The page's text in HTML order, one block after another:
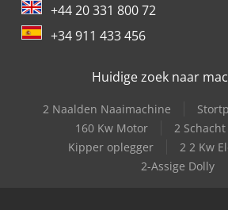
+44 20 331 800 72
+34 911 433 456
Huidige zoek naar
2 Naalden Naaimachine
160 Kw Motor
2
Kipper oplegger
2 2 Kw
2-Assige Dolly